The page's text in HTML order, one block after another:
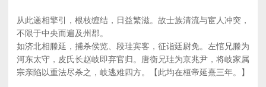
从此递相擎引，根枝缠结，日益繁滋。故士族清流与宦人冲突，
不限于中央而遍及州郡。
如济北相滕延，捕杀侯览、段珪宾客，征诣廷尉免。左悺兄滕为
河东太守，皮氏长赵岐即弃官归。唐衡兄珪为京兆尹，将岐家属
宗亲陷以重法尽杀之，岐逃难四方。【此均在桓帝延熹三年。】